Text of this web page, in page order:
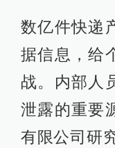
数亿件快递
据信息，给
战。内部人
泄露的重要
有限公司研